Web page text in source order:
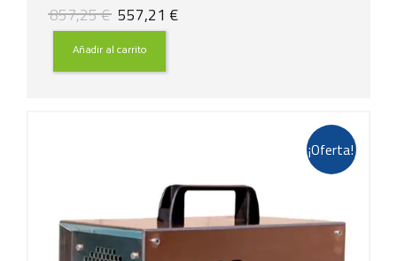
857,25€ El
precio
original
era:
557,21 €El
Añadir al carrito
¡Oferta!